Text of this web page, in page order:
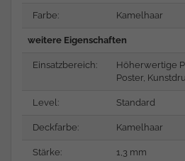
Farbe: Kamelhaar
weitere Eigenschaften
Einsatzbereich:
Höherwertige
Poster,
Level: Standard
Deckfarbe: Kamelhaar
Stärke: 1,3 mm